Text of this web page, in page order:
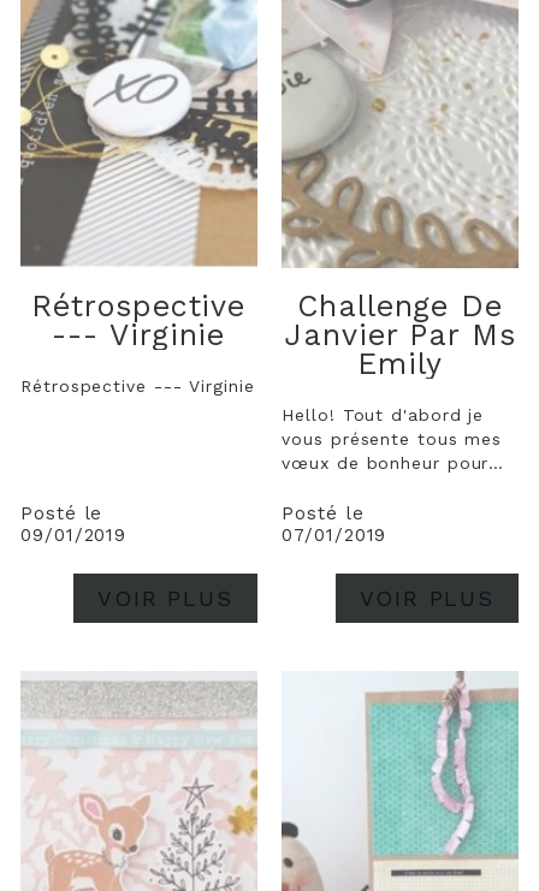
Rétrospective
--- Virginie
Rétrospective --- Virginie
Posté le
09/01/2019
VOIR PLUS
Challenge De
Janvier Par Ms
Emily
Hello! Tout d'abord je
vous présente tous mes
vœux de bonheur pour
Qu'elle soit créative,
pleine de petits & grands
vous retrouve aujourd'hui
Posté le
07/01/2019
VOIR PLUS